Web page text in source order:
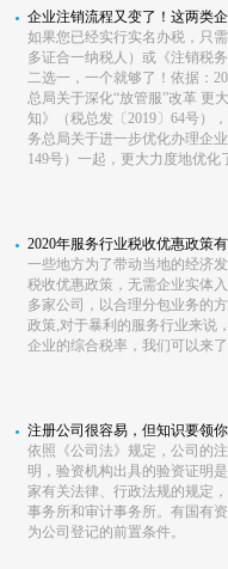
企业注销流程又变了！这两类
如果您已经实行实名办税，只
多证合一纳税人）或《注销税
二选一，一个就够了！依据：
总局关于深化“放管服”改革 更
知》（税总发〔2019〕64号）
务总局关于进一步优化办理企
149号）一起，更大力度地优化
2020年服务行业税收优惠政策
一些地方为了带动当地的经济
税收优惠政策，无需企业实体
多家公司，以合理分包业务的
政策,对于暴利的服务行业来说
企业的综合税率，我们可以来
注册公司很容易，但知识要领
依照《公司法》规定，公司的
明，验资机构出具的验资证明
家有关法律、行政法规的规定
事务所和审计事务所。有国有
为公司登记的前置条件。